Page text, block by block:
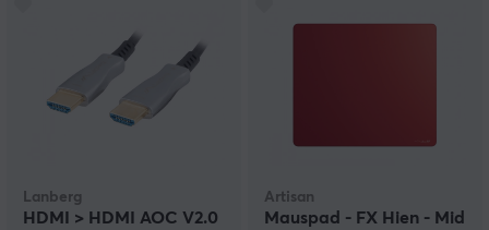
Lanberg
HDMI > HDMI AOC V2.0
Artisan
Mauspad - FX Hien - Mid